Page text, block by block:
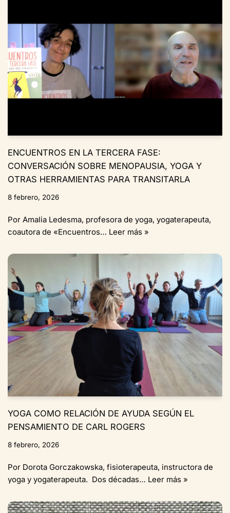
ENCUENTROS EN LA TERCERA FASE:
CONVERSACIÓN SOBRE MENOPAUSIA, YOGA Y
OTRAS HERRAMIENTAS PARA TRANSITARLA
8 febrero, 2026
Por Amalia Ledesma, profesora de yoga, yogaterapeuta,
coautora de «Encuentros… Leer más »
YOGA COMO RELACIÓN DE AYUDA SEGÚN EL
PENSAMIENTO DE CARL ROGERS
8 febrero, 2026
Por Dorota Gorczakowska, fisioterapeuta, instructora de
yoga y yogaterapeuta. Dos décadas… Leer más »